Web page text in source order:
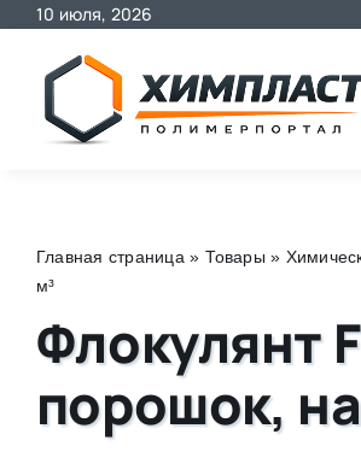
Skip
content
10 июля, 2026
Главная страница » Товары »
м³
Флокулянт
порошок,